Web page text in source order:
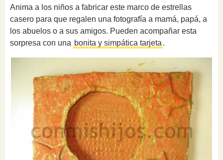
Anima a los niños a fabricar este marco de estrellas
casero para que regalen una fotografía a mamá, papá, a
los abuelos o a sus amigos. Pueden acompañar esta
sorpresa con una bonita y simpática tarjeta .